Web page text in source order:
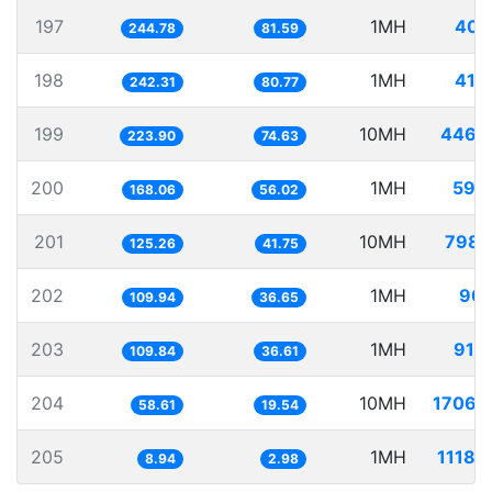
197 244.78 81.59 1MH
198 242.31 80.77 1MH
199 223.90 74.63 10MH
200 168.06 56.02 1MH
201 125.26 41.75 10MH
202 109.94 36.65 1MH
203 109.84 36.61 1MH
204 58.61 19.54 10MH
205 8.94 2.98 1MH